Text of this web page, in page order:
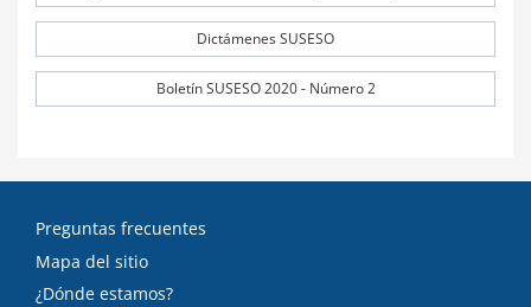
Dictámenes SUSESO
Boletín SUSESO 2020 - Número 2
Preguntas frecuentes
Mapa del sitio
¿Dónde estamos?